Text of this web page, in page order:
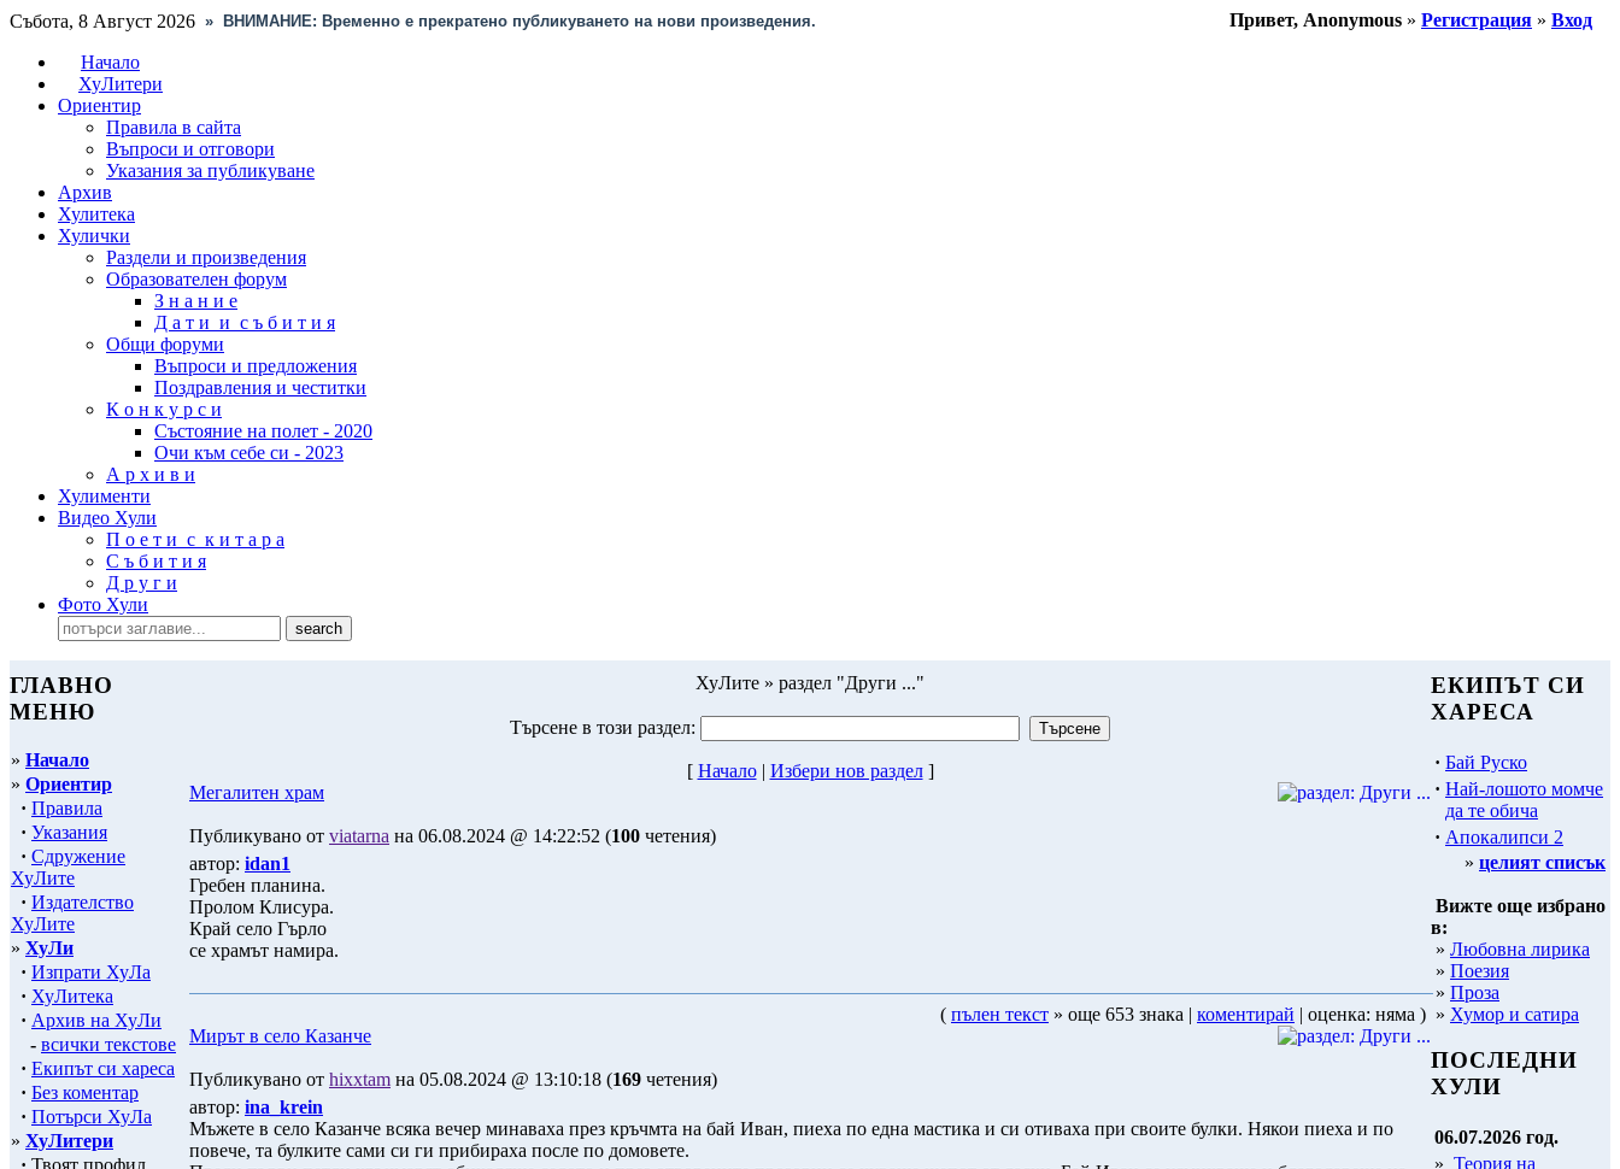
Събота, 8 Август 2026 » ВНИМАНИЕ: Временно е прекратено публикуването на нови произведения. Привет, Anonymous » Регистрация » Вход
Начало
ХуЛитери
Ориентир
Правила в сайта
Въпроси и отговори
Указания за публикуване
Архив
Хулитека
Хулички
Раздели и произведения
Образователен форум
З н а н и е
Д а т и и с ъ б и т и я
Общи форуми
Въпроси и предложения
Поздравления и честитки
К о н к у р с и
Състояние на полет - 2020
Очи към себе си - 2023
А р х и в и
Хулименти
Видео Хули
П о е т и с к и т а р а
С ъ б и т и я
Д р у г и
Фото Хули
ГЛАВНО
МЕНЮ
» Начало
» Ориентир
· Правила
· Указания
· Сдружение
ХуЛите
· Издателство
ХуЛите
» ХуЛи
· Изпрати ХуЛа
· ХуЛитека
· Архив на ХуЛи
- всички текстове
· Екипът си хареса
· Без коментар
· Потърси ХуЛа
» ХуЛитери
· Твоят профил
ХуЛите » раздел "Други ..."
Търсене в този раздел:
[ Начало| Избeри нов раздел]
Мегалитен храм
Публикувано от viatarna на 06.08.2024 @ 14:22:52 (100 четения)
автор: idan1
Гребен планина.
Пролом Клисура.
Край село Гърло
се храмът намира.
( пълен текст » още 653 знака | коментирай | оценка: няма )
Мирът в село Казанче
Публикувано от hixxtam на 05.08.2024 @ 13:10:18 (169 четения)
автор: ina_krein
Мъжете в село Казанче всяка вечер минаваха през кръчмта на бай Иван, пиеха по една мастика и си отиваха при своите булки. Някои пиеха и по
повече, та булките сами си ги прибираха после по домовете.
ЕКИПЪТ СИ
ХАРЕСА
· Бай Руско
· Най-лошото момче
да те обича
· Апокалипси 2
» целият списък
Вижте още избрано
в:
» Любовна лирика
» Поезия
» Проза
» Хумор и сатира
ПОСЛЕДНИ
ХУЛИ
06.07.2026 год.
» Теория на